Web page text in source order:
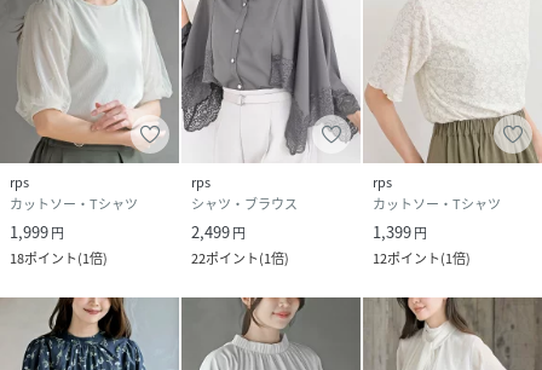
rps
カットソー・Tシャツ
1,999円
18ポイント(1倍)
rps
シャツ・ブラウス
2,499円
22ポイント(1倍)
rps
カットソー・Tシャツ
1,399円
12ポイント(1倍)